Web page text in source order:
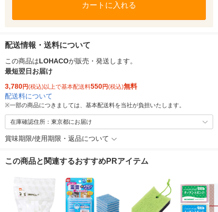
カートに入れる
配送情報・送料について
この商品はLOHACOが販売・発送します。
最短翌日お届け
3,780円(税込)以上で基本配送料550円(税込)無料
配送料について
※一部の商品につきましては、基本配送料を当社が負担いたします。
在庫確認住所：東京都にお届け
賞味期限/使用期限・返品について
この商品と関連するおすすめPRアイテム